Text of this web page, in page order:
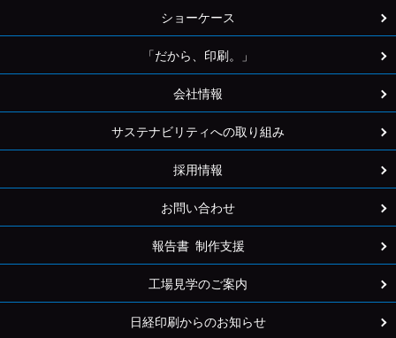
ショーケース
「だから、印刷。」
会社情報
サステナビリティへの取り組み
採用情報
お問い合わせ
報告書 制作支援
工場見学のご案内
日経印刷からのお知らせ